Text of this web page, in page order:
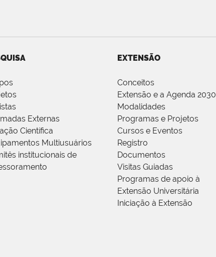
Externas
Científica
Multiusuários
institucionais de
EXTENSÃO
Conceitos
Extensão e a Agenda 2030
Modalidades
Programas e Projetos
Cursos e Eventos
Registro
Documentos
Visitas Guiadas
Programas de apoio à
Extensão Universitária
Iniciação à Extensão